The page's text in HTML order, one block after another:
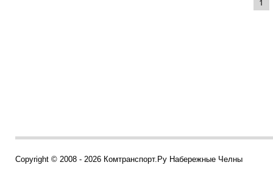
1
Copyright © 2008 - 2026 Комтранспорт.Ру Набережные Челны